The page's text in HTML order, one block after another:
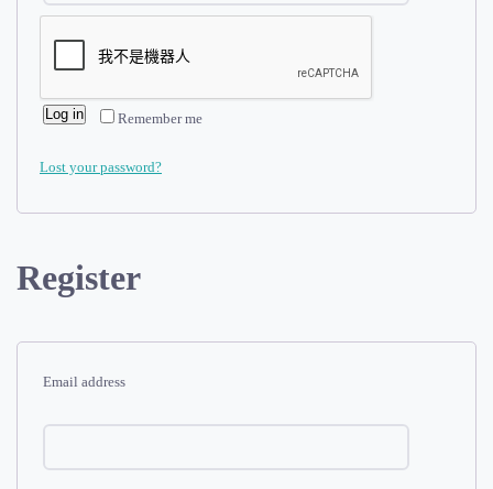
Remember me
Log in
Lost your password?
Register
Email address